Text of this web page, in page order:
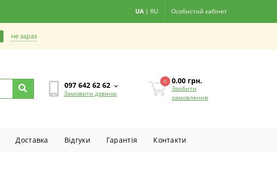
UA | RU Особистий кабінет
не зараз
097 642 62 62
Замовити дзвінок
0 0.00 грн.
Зробити
замовлення
Доставка Вiдгуки Гарантiя Контакти